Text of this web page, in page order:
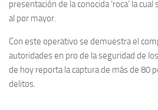
presentación de la conocida ‘roca’ la
al por mayor.
Con este operativo se demuestra el
autoridades en pro de la seguridad de
de hoy reporta la captura de más de 80
delitos.